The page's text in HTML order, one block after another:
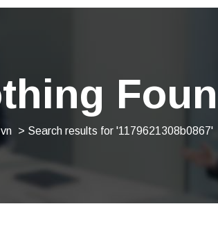
> Search results for '1179621308b0867'